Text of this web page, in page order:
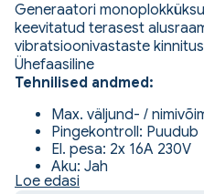
Generaatori
keevitatud terasest
vibratsioonivastaste
Ühefaasiline
Tehnilised andmed:
Max. väljund- /
Pingekontroll: Puudub
El. pesa: 2x 16A 230V
Aku: Jah
AC sagedus: 50Hz
Loe edasi